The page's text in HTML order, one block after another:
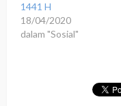
1441 H
18/04/2020
dalam "Sosial"